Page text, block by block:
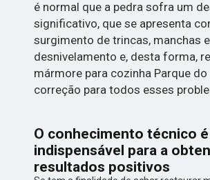
é normal que a pedra sofra um
significativo, que se apresenta
surgimento de trincas, manchas
desnivelamento e, desta forma,
mármore para cozinha Parque do
correção para todos esses
O conhecimento técnico é
indispensável para a
resultados positivos